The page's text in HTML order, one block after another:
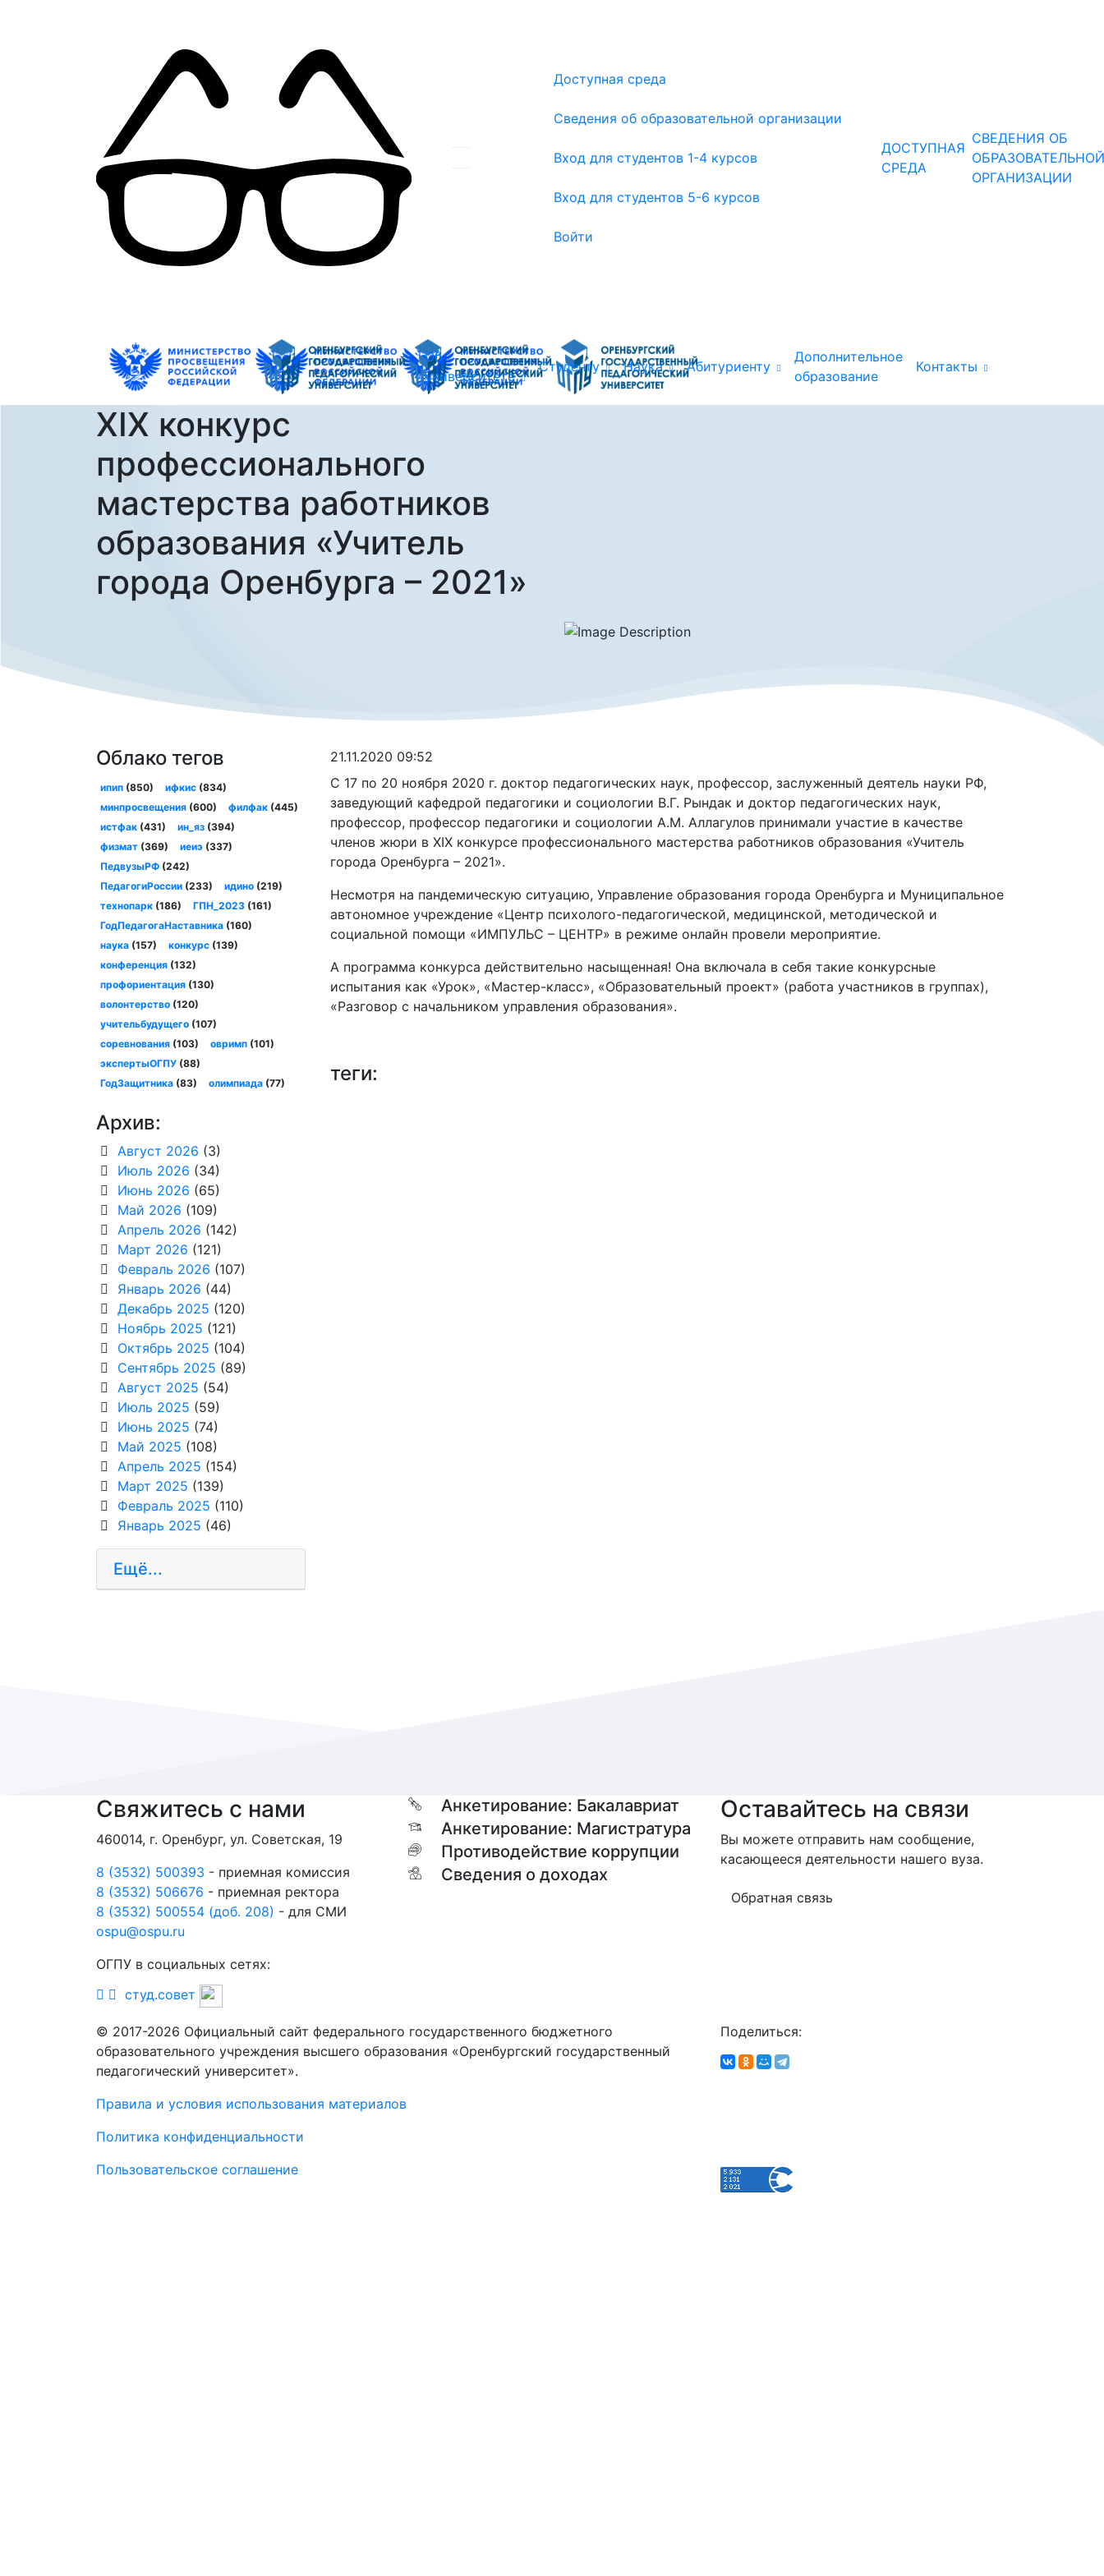
Доступная среда
Сведения об образовательной организации
Вход для студентов 1-4 курсов
Вход для студентов 5-6 курсов
Войти
ДОСТУПНАЯ
СРЕДА
СВЕДЕНИЯ ОБ
ОБРАЗОВАТЕЛЬНОЙ
ОРГАНИЗАЦИИ
Об
университете
Студенту Наука Абитуриенту
Дополнительное
образование
Контакты
XIX конкурс
профессионального
мастерства работников
образования «Учитель
города Оренбурга – 2021»
21.11.2020 09:52
С 17 по 20 ноября 2020 г. доктор педагогических наук, профессор, заслуженный деятель науки РФ,
заведующий кафедрой педагогики и социологии В.Г. Рындак и доктор педагогических наук,
профессор, профессор педагогики и социологии А.М. Аллагулов принимали участие в качестве
членов жюри в XIX конкурсе профессионального мастерства работников образования «Учитель
города Оренбурга – 2021».
Несмотря на пандемическую ситуацию, Управление образования города Оренбурга и Муниципальное
автономное учреждение «Центр психолого-педагогической, медицинской, методической и
социальной помощи «ИМПУЛЬС – ЦЕНТР» в режиме онлайн провели мероприятие.
А программа конкурса действительно насыщенная! Она включала в себя такие конкурсные
испытания как «Урок», «Мастер-класс», «Образовательный проект» (работа участников в группах),
«Разговор с начальником управления образования».
теги:
Облако тегов
ипип(850) ифкис (834)
минпросвещения(600) филфак (445)
истфак(431) ин_яз (394)
физмат(369) иеиэ (337)
ПедвузыРФ(242)
ПедагогиРоссии(233) идино (219)
технопарк(186) ГПН_2023 (161)
ГодПедагогаНаставника(160)
наука(157) конкурс (139)
конференция(132)
профориентация(130)
волонтерство(120)
учительбудущего(107)
соревнования(103) овримп (101)
экспертыОГПУ(88)
ГодЗащитника(83) олимпиада (77)
Архив:
Август 2026 (3)
Июль 2026 (34)
Июнь 2026 (65)
Май 2026 (109)
Апрель 2026 (142)
Март 2026 (121)
Февраль 2026 (107)
Январь 2026 (44)
Декабрь 2025 (120)
Ноябрь 2025 (121)
Октябрь 2025 (104)
Сентябрь 2025 (89)
Август 2025 (54)
Июль 2025 (59)
Июнь 2025 (74)
Май 2025 (108)
Апрель 2025 (154)
Март 2025 (139)
Февраль 2025 (110)
Январь 2025 (46)
Ещё...
Свяжитесь с нами
460014, г. Оренбург, ул. Советская, 19
8 (3532) 500393 - приемная комиссия
8 (3532) 506676 - приемная ректора
8 (3532) 500554 (доб. 208) - для СМИ
ospu@ospu.ru
ОГПУ в социальных сетях:
студ.совет
Анкетирование: Бакалавриат
Анкетирование: Магистратура
Противодействие коррупции
Сведения о доходах
Оставайтесь на связи
Вы можете отправить нам сообщение,
касающееся деятельности нашего вуза.
Обратная связь
© 2017-2026 Официальный сайт федерального государственного бюджетного
образовательного учреждения высшего образования «Оренбургский государственный
педагогический университет».
Правила и условия использования материалов
Политика конфиденциальности
Пользовательское соглашение
Поделиться: